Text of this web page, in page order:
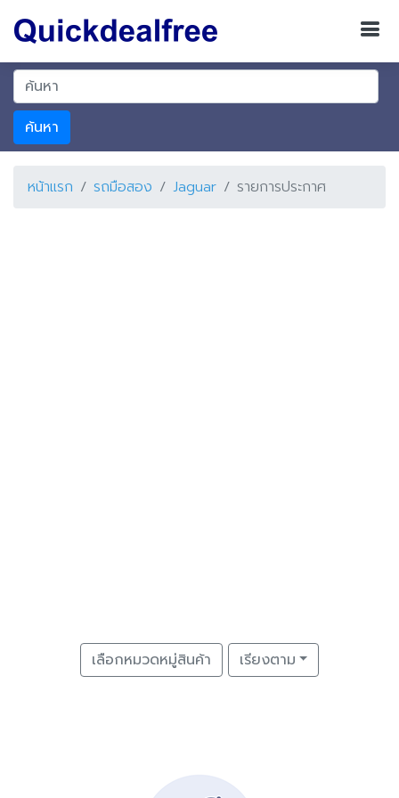
ค้นหา
หน้าแรก รถมือสอง Jaguar รายการประกาศ
เลือกหมวดหมู่สินค้า เรียงตาม